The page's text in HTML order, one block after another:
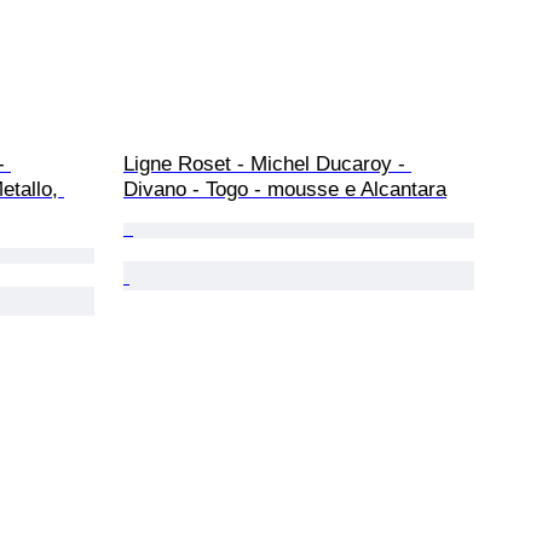
Ligne Roset - Michel Ducaroy -
Divano - Togo - mousse e Alcantara